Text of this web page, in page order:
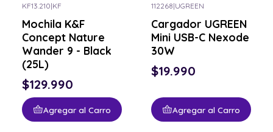
KF13.210|KF
Mochila K&F
Concept Nature
Wander 9 - Black
(25L)
$129.990
Agregar al Carro
112268|UGREEN
Cargador UGREEN
Mini USB-C Nexode
30W
$19.990
Agregar al Carro